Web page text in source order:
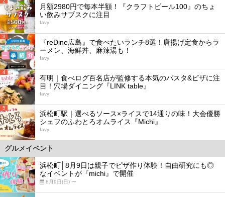
月額2980円で毎本半額！『クラフトビール100』のちょ
い飲みサブスクに注目
favy
3
『reDine広島』で食べたいランチ8選！唐揚げ定食からラ
ーメン、海鮮丼、麻辣湯も！
favy
4
有明｜食べログ百名店が監修する本気のパスタ&ピザに注
目！穴場ダイニング『LINK table』
favy
5
浜松町駅｜選べるソース×ライスで14通りの味！大会優勝
シェフのふわとろオムライス『Michi』
favy
グルメイベント
浜松町│8月9日は親子でピザ作り体験！自由研究にも◎
なイベントが『michi』で開催
8月9日(日) 〜